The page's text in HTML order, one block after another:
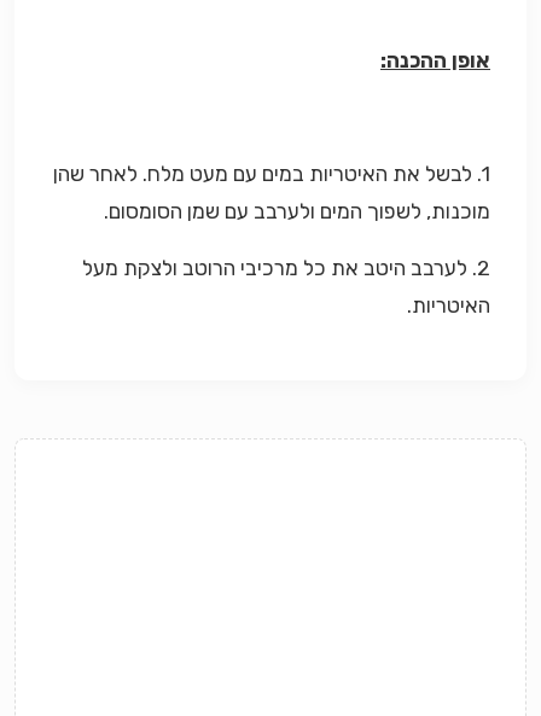
אופן ההכנה:
1. לבשל את האיטריות במים עם מעט מלח. לאחר שהן
מוכנות, לשפוך המים ולערבב עם שמן הסומסום.
2. לערבב היטב את כל מרכיבי הרוטב ולצקת מעל
האיטריות.